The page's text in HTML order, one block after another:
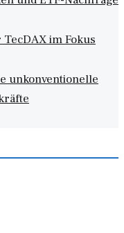
im Fokus
unkonventionelle